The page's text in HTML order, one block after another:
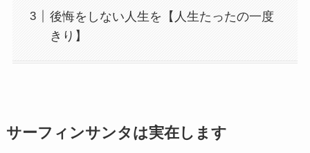
後悔をしない人生を【人生たったの一度
きり】
サーフィンサンタは実在します